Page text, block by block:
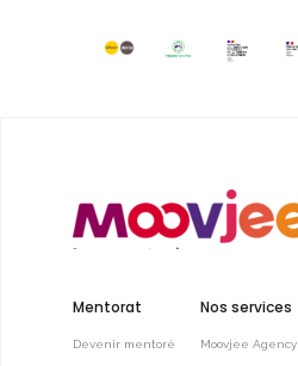
Mentorat
Devenir mentoré
Nos services
Moovjee Agency